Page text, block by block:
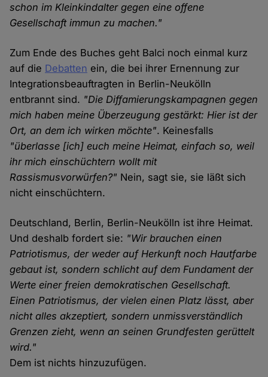
schon im Kleinkindalter gegen eine offene
Gesellschaft immun zu machen."
Zum Ende des Buches geht Balci noch einmal kurz
auf die Debatten ein, die bei ihrer Ernennung zur
Integrationsbeauftragten in Berlin-Neukölln
entbrannt sind. "Die Diffamierungskampagnen gegen
mich haben meine Überzeugung gestärkt: Hier ist der
Ort, an dem ich wirken möchte". Keinesfalls
"überlasse [ich] euch meine Heimat, einfach so, weil
ihr mich einschüchtern wollt mit
Rassismusvorwürfen?" Nein, sagt sie, sie läßt sich
nicht einschüchtern.
Deutschland, Berlin, Berlin-Neukölln ist ihre Heimat.
Und deshalb fordert sie: "Wir brauchen einen
Patriotismus, der weder auf Herkunft noch Hautfarbe
gebaut ist, sondern schlicht auf dem Fundament der
Werte einer freien demokratischen Gesellschaft.
Einen Patriotismus, der vielen einen Platz lässt, aber
nicht alles akzeptiert, sondern unmissverständlich
Grenzen zieht, wenn an seinen Grundfesten gerüttelt
wird."
Dem ist nichts hinzuzufügen.